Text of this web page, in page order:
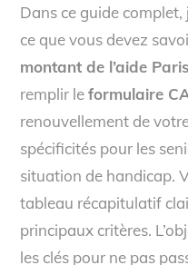
Dans ce guide
ce que vous devez
montant de l’aide
remplir leformulaire
renouvellement de
spécificités pour les
situation de handicap.
tableau récapitulatif
principaux critères.
les clés pour ne pas